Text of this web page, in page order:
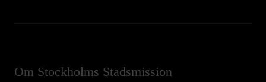
Om Stockholms Stadsmission